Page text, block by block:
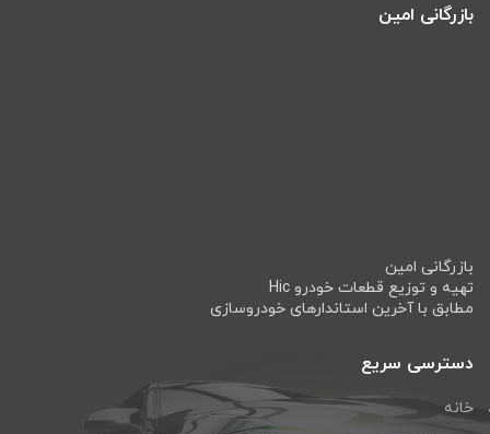
بازرگانی امین
بازرگانی امین
تهیه و توزیع قطعات خودرو Hic
مطابق با آخرین استاندارهای خودروسازی
دسترسی سریع
خانه